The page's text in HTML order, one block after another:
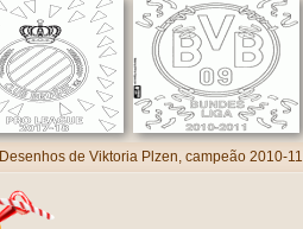
Desenhos de Viktoria Plzen, campeão 2010-11